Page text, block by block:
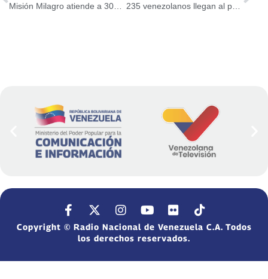
235 venezolanos llegan al país con el Plan Vuelta a la Patria
Copyright © Radio Nacional de Venezuela C.A. Todos
los derechos reservados.